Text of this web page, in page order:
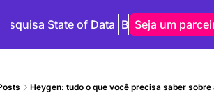
State of Data Blog Autores
Seja um
Heygen: tudo o que você precisa saber